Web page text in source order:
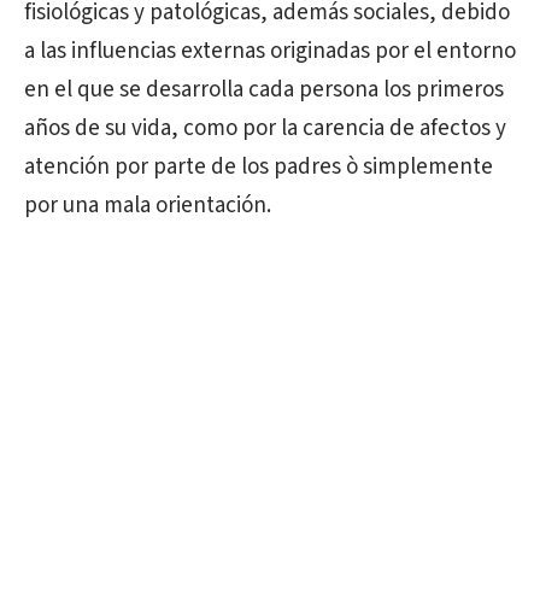
fisiológicas y patológicas, además sociales, debido
a las influencias externas originadas por el entorno
en el que se desarrolla cada persona los primeros
años de su vida, como por la carencia de afectos y
atención por parte de los padres ò simplemente
por una mala orientación.